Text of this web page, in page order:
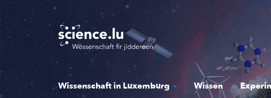
Skip
to
main
content
Wissenschaft in Luxemburg Wissen